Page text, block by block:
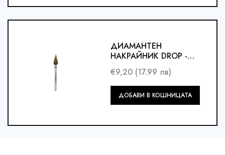
ДИАМАНТЕН
НАКРАЙНИК DROP -
СИНЯ НАСЕЧКА
€9,20 (17.99 лв)
Добави
в
ДОБАВИ В КОШНИЦАТА